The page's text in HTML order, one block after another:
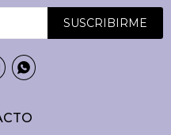
SUSCRIBIRME
